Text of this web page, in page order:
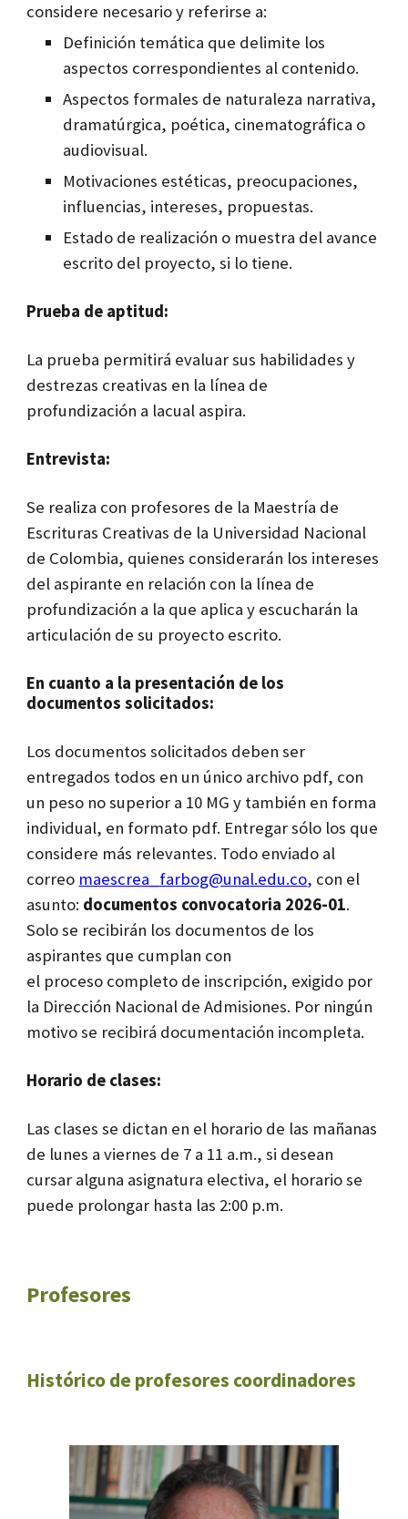
considere necesario y referirse a:
Definición temática que delimite los
aspectos correspondientes al contenido.
Aspectos formales de naturaleza narrativa,
dramatúrgica, poética, cinematográfica o
audiovisual.
Motivaciones estéticas, preocupaciones,
influencias, intereses, propuestas.
Estado de realización o muestra del avance
escrito del proyecto, si lo tiene.
Prueba de aptitud:
La prueba permitirá evaluar sus habilidades y
destrezas creativas en la línea de
profundización a lacual aspira.
Entrevista:
Se realiza con profesores de la Maestría de
Escrituras Creativas de la Universidad Nacional
de Colombia, quienes considerarán los intereses
del aspirante en relación con la línea de
profundización a la que aplica y escucharán la
articulación de su proyecto escrito.
En cuanto a la presentación de los
documentos solicitados:
Los documentos solicitados deben ser
entregados todos en un único archivo pdf, con
un peso no superior a 10 MG y también en forma
individual, en formato pdf. Entregar sólo los que
considere más relevantes. Todo enviado al
correo maescrea_farbog@unal.edu.co, con el
asunto: documentos convocatoria 2026-01.
Solo se recibirán los documentos de los
aspirantes que cumplan con
el proceso completo de inscripción, exigido por
la Dirección Nacional de Admisiones. Por ningún
motivo se recibirá documentación incompleta.
Horario de clases:
Las clases se dictan en el horario de las mañanas
de lunes a viernes de 7 a 11 a.m., si desean
cursar alguna asignatura electiva, el horario se
puede prolongar hasta las 2:00 p.m.
Profesores
Histórico de profesores coordinadores